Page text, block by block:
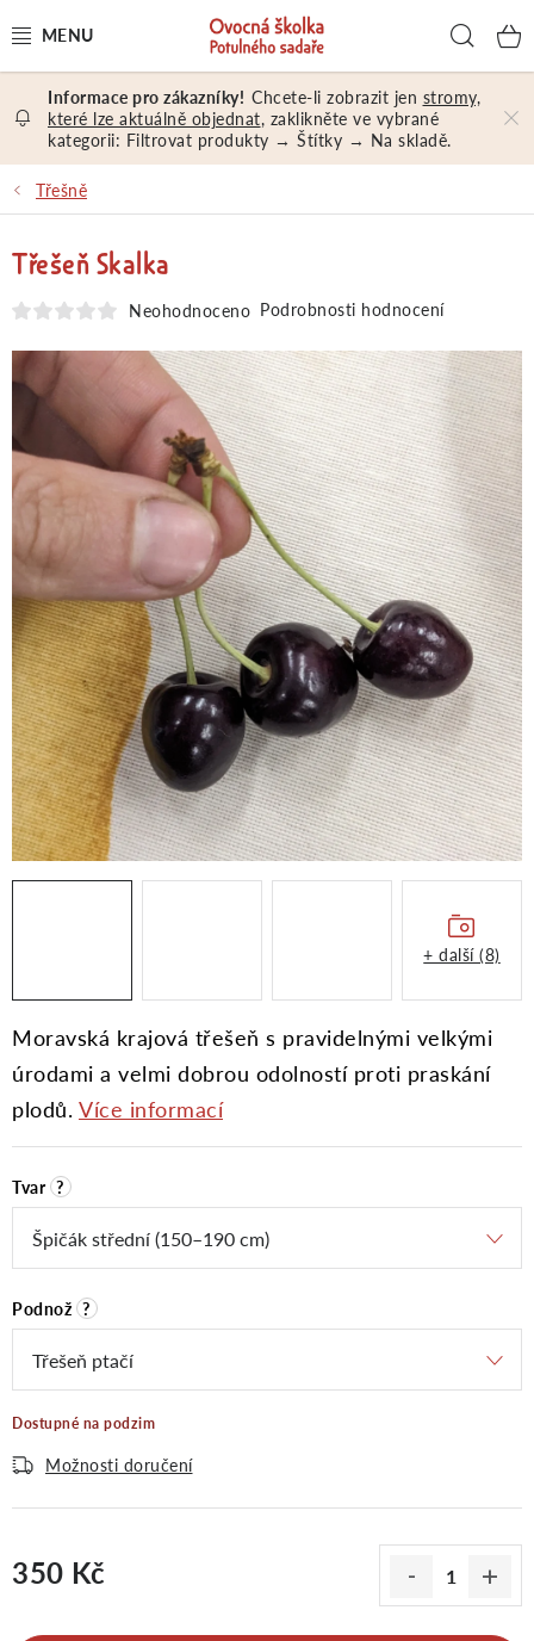
na
OVOCNÉ STROMY A KEŘE
NÁŘADÍ A MATERIÁL
EXKURZE
PRODEJNA
Jak nakupovat Prodejna
Hodnocení obchodu
Kontakt
Obchodní podmínky
Osobní údaje
Moje objednávka
Chcete-li zobrazit jen stromy,
které lze aktuálně objednat, zaklikněte ve vybrané
kategorii: Filtrovat produkty → Štítky → Na skladě.
Třešně
Moravská krajová třešeň s pravidelnými velkými
úrodami a velmi dobrou odolností proti praskání
plodů. Více informací
Tvar ?
Podnož ?
Dostupné na podzim
Možnosti doručení
350 Kč
Třešeň Skalka
Neohodnoceno Podrobnosti hodnocení
+ další (8)